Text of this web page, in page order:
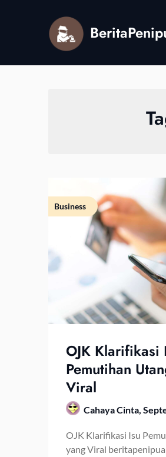
Business
OJK Klarifikasi
Pemutihan
Viral
Cahaya Cinta,
OJK Klarifikasi Isu
yang Viral